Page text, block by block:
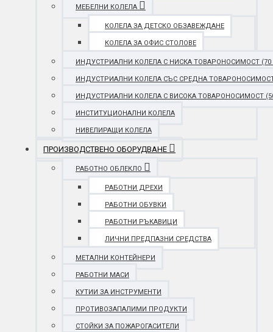
МЕБЕЛНИ КОЛЕЛА
КОЛЕЛА ЗА ДЕТСКО ОБЗАВЕЖДАНЕ
КОЛЕЛА ЗА ОФИС СТОЛОВЕ
ИНДУСТРИАЛНИ КОЛЕЛА С НИСКА ТОВАРОНОСИМОСТ (70 -
ИНДУСТРИАЛНИ КОЛЕЛА СЪС СРЕДНА ТОВАРОНОСИМОСТ
ИНДУСТРИАЛНИ КОЛЕЛА С ВИСОКА ТОВАРОНОСИМОСТ
ИНСТИТУЦИОНАЛНИ КОЛЕЛА
НИВЕЛИРАЩИ КОЛЕЛА
ПРОИЗВОДСТВЕНО ОБОРУДВАНЕ
РАБОТНО ОБЛЕКЛО
РАБОТНИ ДРЕХИ
РАБОТНИ ОБУВКИ
РАБОТНИ РЪКАВИЦИ
ЛИЧНИ ПРЕДПАЗНИ СРЕДСТВА
МЕТАЛНИ КОНТЕЙНЕРИ
РАБОТНИ МАСИ
КУТИИ ЗА ИНСТРУМЕНТИ
ПРОТИВОЗАПАЛИМИ ПРОДУКТИ
СТОЙКИ ЗА ПОЖАРОГАСИТЕЛИ